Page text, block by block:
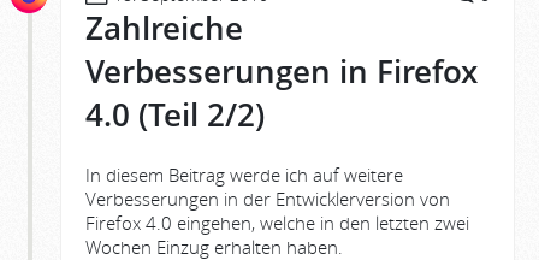
Zahlreiche
Verbesserungen in Firefox
4.0 (Teil 2/2)
In diesem Beitrag werde ich auf weitere
Verbesserungen in der Entwicklerversion von
Firefox 4.0 eingehen, welche in den letzten zwei
Wochen Einzug erhalten haben.